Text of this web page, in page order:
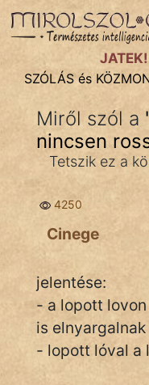
SZÓLÁS ÉS
Bibliai
Közmondások
Szállóigék
Szóláscsoportok
Szólások
Tréfás
SZÓLÁS és
Miről szól a
nincsen
Tetszik ez a
4250
Cinege
jelentése:
- a lopott
is elnyargalnak
- lopott lóval a